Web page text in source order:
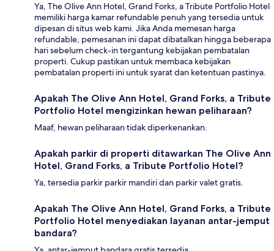
Ya, The Olive Ann Hotel, Grand Forks, a Tribute Portfolio Hotel
memiliki harga kamar refundable penuh yang tersedia untuk
dipesan di situs web kami. Jika Anda memesan harga
refundable, pemesanan ini dapat dibatalkan hingga beberapa
hari sebelum check-in tergantung kebijakan pembatalan
properti. Cukup pastikan untuk membaca kebijakan
pembatalan properti ini untuk syarat dan ketentuan pastinya.
Apakah The Olive Ann Hotel, Grand Forks, a Tribute
Portfolio Hotel mengizinkan hewan peliharaan?
Maaf, hewan peliharaan tidak diperkenankan.
Apakah parkir di properti ditawarkan The Olive Ann
Hotel, Grand Forks, a Tribute Portfolio Hotel?
Ya, tersedia parkir parkir mandiri dan parkir valet gratis.
Apakah The Olive Ann Hotel, Grand Forks, a Tribute
Portfolio Hotel menyediakan layanan antar-jemput
bandara?